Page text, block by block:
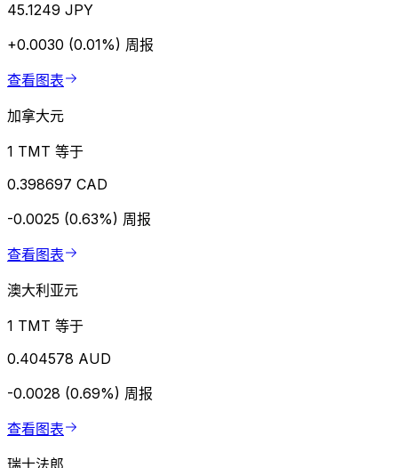
45.1249 JPY
+0.0030 (0.01%) 周报
查看图表
加拿大元
1 TMT 等于
0.398697 CAD
-0.0025 (0.63%) 周报
查看图表
澳大利亚元
1 TMT 等于
0.404578 AUD
-0.0028 (0.69%) 周报
查看图表